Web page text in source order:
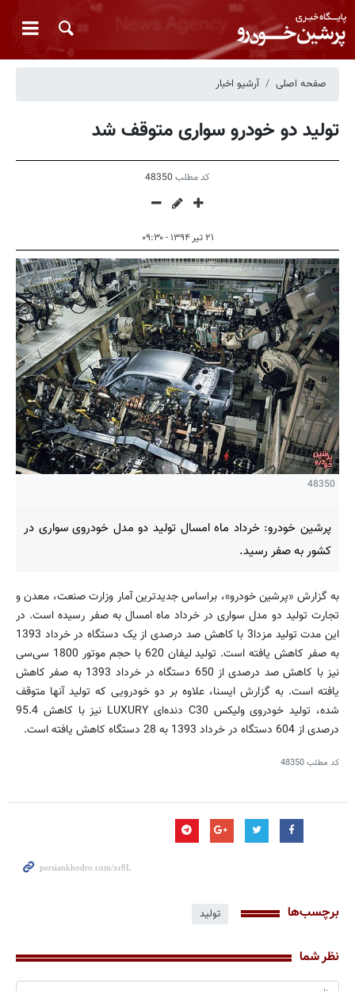
صفحه اصلی آرشیو اخبار
تولید دو خودرو سواری متوقف شد
کد مطلب 48350
۲۱ تیر ۱۳۹۴ - ۰۹:۳۰
48350
پرشین خودرو: خرداد ماه امسال تولید دو مدل خودروی سواری در
کشور به صفر رسید.
به گزارش «پرشین خودرو»، براساس جدیدترین آمار وزارت صنعت، معدن و
تجارت تولید دو مدل سواری در خرداد ماه امسال به صفر رسیده است. در
این مدت تولید مزدا3 با کاهش صد درصدی از یک دستگاه در خرداد 1393
به صفر کاهش یافته است. تولید لیفان 620 با حجم موتور 1800 سی‌سی
نیز با کاهش صد درصدی از 650 دستگاه در خرداد 1393 به صفر کاهش
یافته است. به گزارش ایسنا، علاوه بر دو خودرویی که تولید آنها متوقف
شده، تولید خودروی ولیکس C30 دنده‌ای LUXURY نیز با کاهش 95.4
درصدی از 604 دستگاه در خرداد 1393 به 28 دستگاه کاهش یافته است.
کد مطلب48350
برچسب‌ها تولید
نظر شما